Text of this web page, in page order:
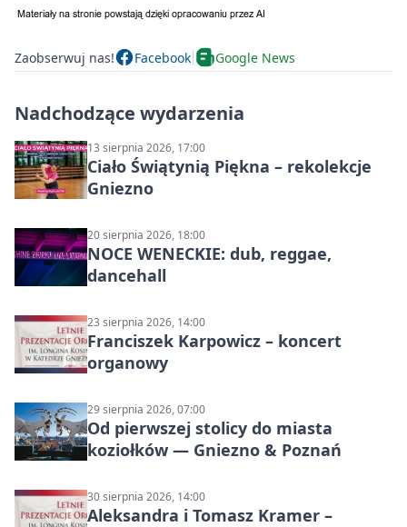
Zaobserwuj nas! Facebook Google News
Nadchodzące wydarzenia
13 sierpnia 2026, 17:00
Ciało Świątynią Piękna – rekolekcje
Gniezno
20 sierpnia 2026, 18:00
NOCE WENECKIE: dub, reggae,
dancehall
23 sierpnia 2026, 14:00
Franciszek Karpowicz – koncert
organowy
29 sierpnia 2026, 07:00
Od pierwszej stolicy do miasta
koziołków — Gniezno & Poznań
30 sierpnia 2026, 14:00
Aleksandra i Tomasz Kramer –